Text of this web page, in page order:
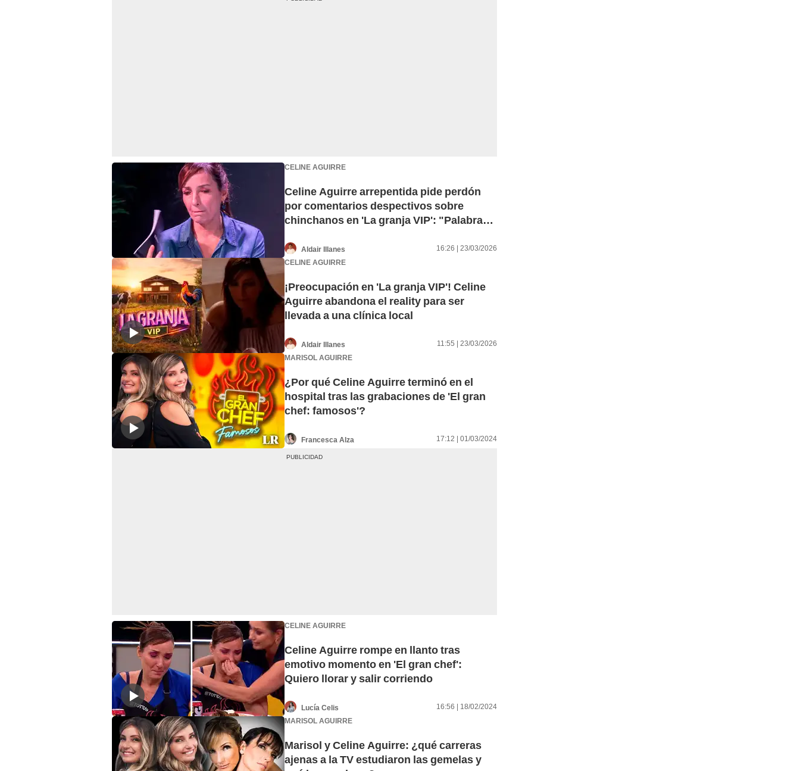
CELINE AGUIRRE
Celine Aguirre arrepentida pide perdón
por comentarios despectivos sobre
chinchanos en 'La granja VIP': "Palabras
Aldair Illanes
16:26 | 23/03/2026
CELINE AGUIRRE
¡Preocupación en 'La granja VIP'! Celine
Aguirre abandona el reality para ser
llevada a una clínica local
Aldair Illanes
11:55 | 23/03/2026
MARISOL AGUIRRE
¿Por qué Celine Aguirre terminó en el
hospital tras las grabaciones de 'El gran
chef: famosos'?
Francesca Alza 17:12 | 01/03/2024
CELINE AGUIRRE
Celine Aguirre rompe en llanto tras
emotivo momento en 'El gran chef':
Quiero llorar y salir corriendo
Lucía Celis
16:56 | 18/02/2024
MARISOL AGUIRRE
Marisol y Celine Aguirre: ¿qué carreras
ajenas a la TV estudiaron las gemelas y